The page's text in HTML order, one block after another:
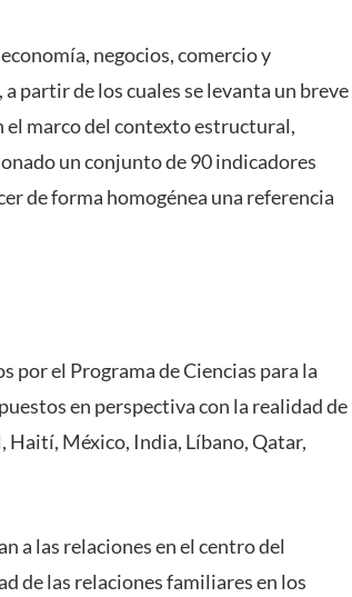
negocios, comercio y
partir de los cuales se levanta un breve
marco del contexto estructural,
un conjunto de 90 indicadores
de forma homogénea una referencia
por el Programa de Ciencias para la
en perspectiva con la realidad de
Haití, México, India, Líbano, Qatar,
a las relaciones en el centro del
de las relaciones familiares en los